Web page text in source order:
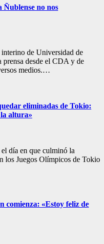
no nos
de Universidad de
prensa desde el CDA y de
medios.…
eliminadas de Tokio:
altura»
día en que culminó la
los Juegos Olímpicos de Tokio
comienza: «Estoy feliz de